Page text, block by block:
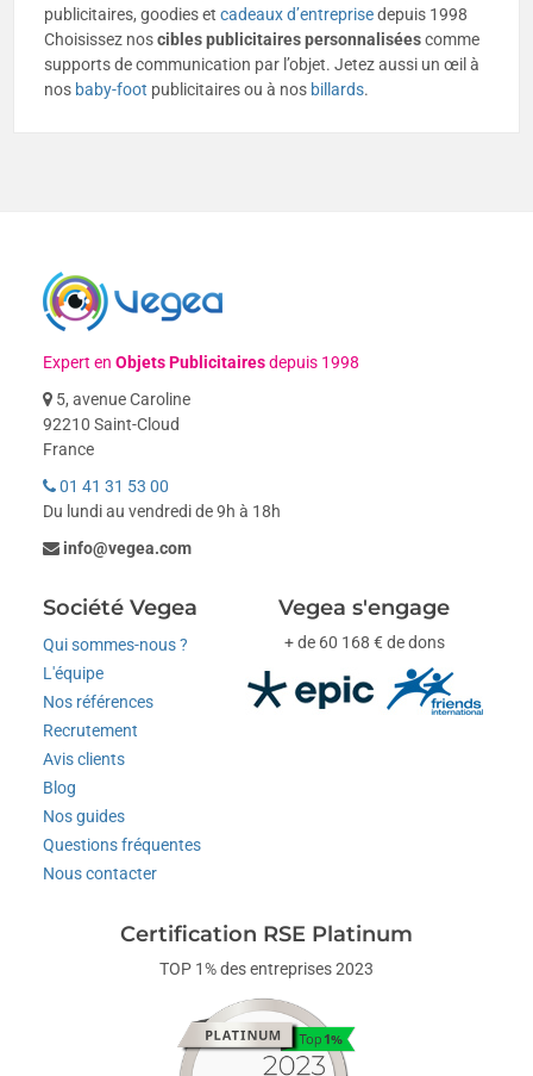
publicitaires, goodies etcadeaux d’entreprisedepuis 1998
Choisissez nosciblespublicitairespersonnaliséescomme
supports de communication par l’objet. Jetez aussi un œil à
nos baby-foot publicitaires ou à nos billards.
Expert enObjets Publicitairesdepuis 1998
5, avenue Caroline
92210 Saint-Cloud
France
01 41 31 53 00
Du lundi au vendredi de 9h à 18h
info@vegea.com
Société Vegea
Qui sommes-nous ?
L'équipe
Nos références
Recrutement
Avis clients
Blog
Nos guides
Questions fréquentes
Nous contacter
Vegea s'engage
+ de 60 168 € de dons
Certification RSE Platinum
TOP 1% des entreprises 2023